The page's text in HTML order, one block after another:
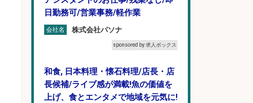
日勤務可/営業事務/軽作業
会社名 株式会社パソナ
sponsored by 求人ボックス
和食, 日本料理・懐石料理/店長・店
長候補/ライブ感が満載!魚の価値を
上げ、食とエンタメで地域を元気に!